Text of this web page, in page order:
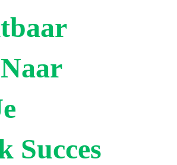
Succes